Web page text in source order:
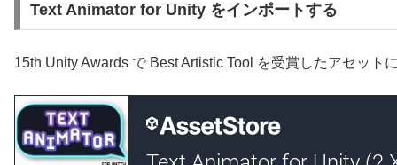
Text Animator for Unity をインポートする
15th Unity Awards で Best Artistic Tool を受賞したアセット